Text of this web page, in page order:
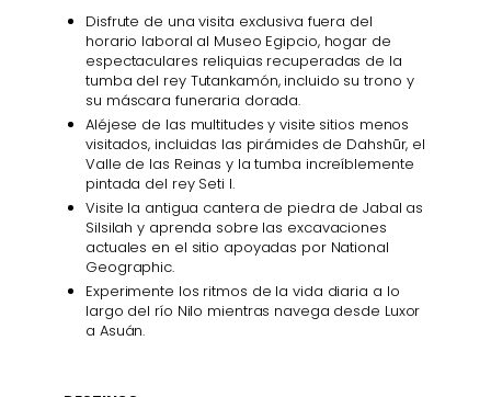
Disfrute de una visita exclusiva fuera del
horario laboral al Museo Egipcio, hogar de
espectaculares reliquias recuperadas de la
tumba del rey Tutankamón, incluido su trono y
su máscara funeraria dorada.
Aléjese de las multitudes y visite sitios menos
visitados, incluidas las pirámides de Dahshūr, el
Valle de las Reinas y la tumba increíblemente
pintada del rey Seti I.
Visite la antigua cantera de piedra de Jabal as
Silsilah y aprenda sobre las excavaciones
actuales en el sitio apoyadas por National
Geographic.
Experimente los ritmos de la vida diaria a lo
largo del río Nilo mientras navega desde Luxor
a Asuán.